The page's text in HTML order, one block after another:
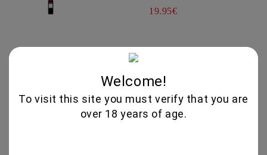
19.95€
Welcome!
To visit this site you must verify that you are
over 18 years of age.